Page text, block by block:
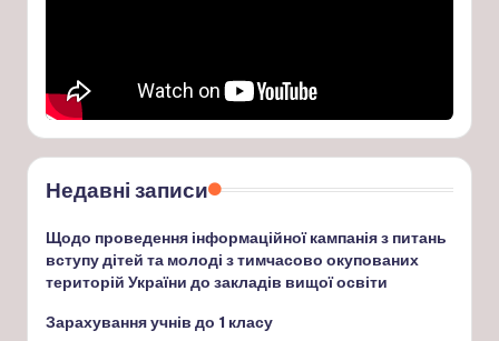
Недавні записи
Щодо проведення інформаційної кампанія з питань
вступу дітей та молоді з тимчасово окупованих
територій України до закладів вищої освіти
Зарахування учнів до 1 класу